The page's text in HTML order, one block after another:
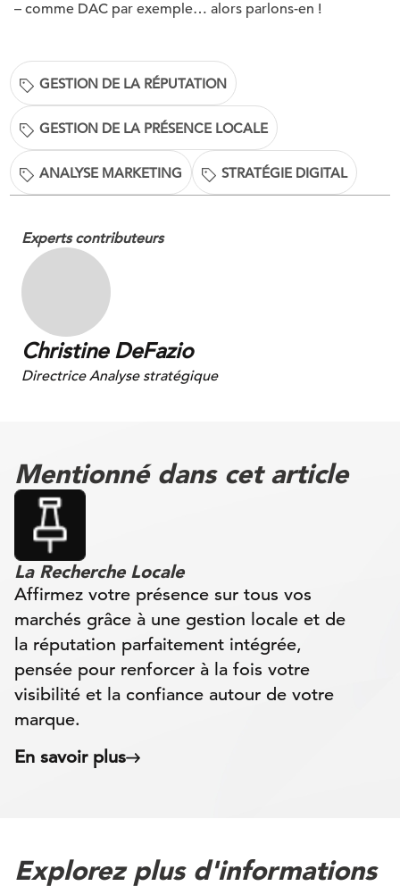
– comme DAC par exemple… alors parlons-en !
GESTION DE LA RÉPUTATION
GESTION DE LA PRÉSENCE LOCALE
ANALYSE MARKETING STRATÉGIE DIGITAL
Experts contributeurs
Christine DeFazio
Directrice Analyse stratégique
Mentionné dans cet article
La Recherche Locale
Affirmez votre présence sur tous vos
marchés grâce à une gestion locale et de
la réputation parfaitement intégrée,
pensée pour renforcer à la fois votre
visibilité et la confiance autour de votre
marque.
En savoir plus
Explorez plus d'informations